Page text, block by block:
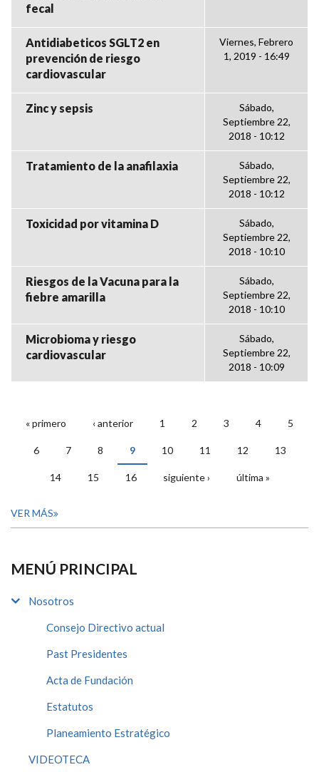
fecal
Antidiabeticos SGLT2 en
prevención de riesgo
cardiovascular
Viernes, Febrero
1, 2019 - 16:49
Zinc y sepsis
Sábado,
Septiembre 22,
2018 - 10:12
Tratamiento de la anafilaxia
Sábado,
Septiembre 22,
2018 - 10:12
Toxicidad por vitamina D
Sábado,
Septiembre 22,
2018 - 10:10
Riesgos de la Vacuna para la
fiebre amarilla
Sábado,
Septiembre 22,
2018 - 10:10
Microbioma y riesgo
cardiovascular
Sábado,
Septiembre 22,
2018 - 10:09
PÁGINAS
« primero ‹ anterior 1 2 3 4 5
6 7 8 9 10 11 12 13
14 15 16 siguiente › última »
VER MÁS
MENÚ PRINCIPAL
Nosotros
Consejo Directivo actual
Past Presidentes
Acta de Fundación
Estatutos
Planeamiento Estratégico
VIDEOTECA